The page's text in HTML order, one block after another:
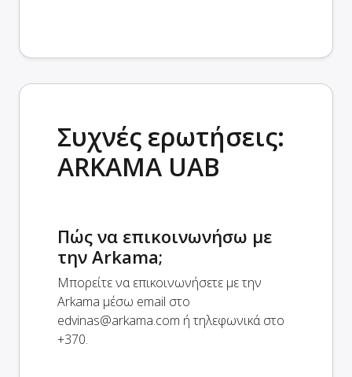
Συχνές ερωτήσεις:
ARKAMA UAB
Πώς να επικοινωνήσω με
την Arkama;
Μπορείτε να επικοινωνήσετε με την
Arkama μέσω email στο
edvinas@arkama.com ή τηλεφωνικά στο
+370.